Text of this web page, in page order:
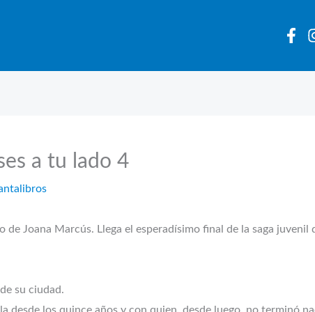
a tu lado 4
Joana Marcús. Llega el esperadísimo final de la saga juvenil
su ciudad.